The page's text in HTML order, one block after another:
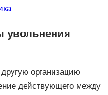
увольнения
организацию
действующего между